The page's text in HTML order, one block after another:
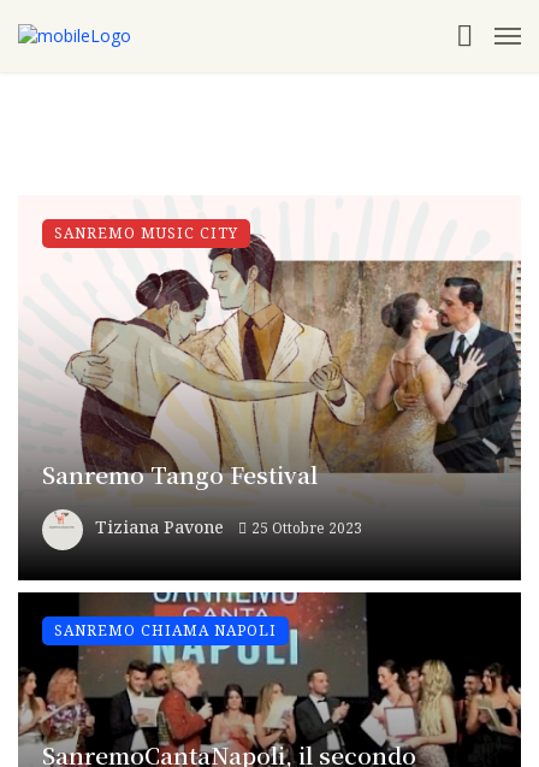
Sanremo Tango Festival
Tiziana Pavone 25 Ottobre 2023
SANREMO MUSIC CITY
SanremoCantaNapoli, il secondo
SANREMO CHIAMA NAPOLI